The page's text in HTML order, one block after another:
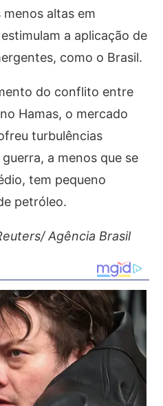
menos altas em
a aplicação de
como o Brasil.
do conflito entre
Hamas, o mercado
turbulências
a menos que se
tem pequeno
petróleo.
Agência Brasil